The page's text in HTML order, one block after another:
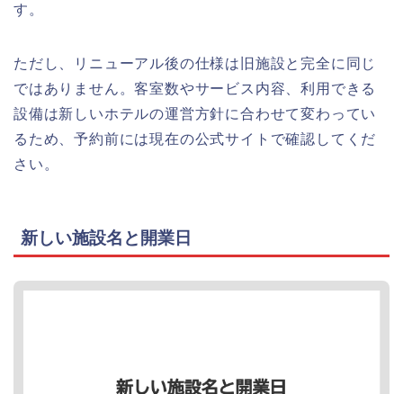
す。
ただし、リニューアル後の仕様は旧施設と完全に同じ
ではありません。客室数やサービス内容、利用できる
設備は新しいホテルの運営方針に合わせて変わってい
るため、予約前には現在の公式サイトで確認してくだ
さい。
新しい施設名と開業日